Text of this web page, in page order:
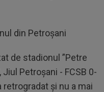
din Petroșani
de stadionul ”Petre
Petroșani - FCSB 0-
și nu a mai